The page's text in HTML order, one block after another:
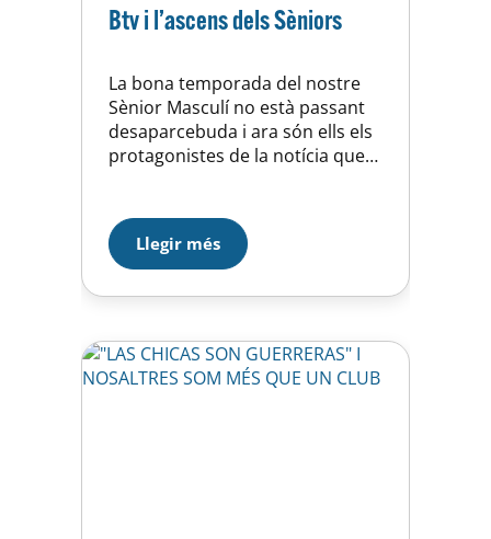
Btv i l’ascens dels Sèniors
La bona temporada del nostre
Sènior Masculí no està passant
desaparcebuda i ara són ells els
protagonistes de la notícia que
’ascens”, Btv ha fet i que podeu
llegir, escoltar i veure en la seva
pàgina web. Us deixem l’enllaç
on podreu…
Llegir més